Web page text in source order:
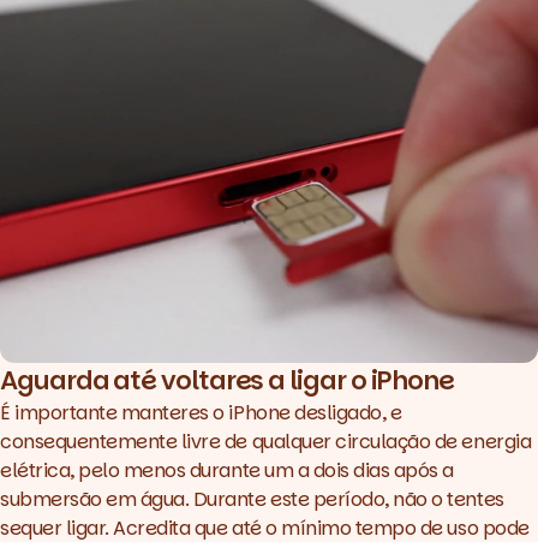
Aguarda até voltares a ligar o iPhone
É importante manteres o iPhone desligado, e
consequentemente livre de qualquer circulação de energia
elétrica, pelo menos durante um a dois dias após a
submersão em água. Durante este período, não o tentes
sequer ligar. Acredita que até o mínimo tempo de uso pode